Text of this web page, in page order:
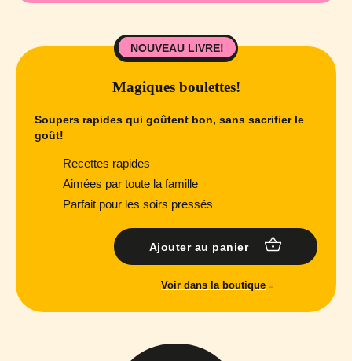
NOUVEAU LIVRE!
Magiques boulettes!
Soupers rapides qui goûtent bon, sans sacrifier le
goût!
Recettes rapides
Aimées par toute la famille
Parfait pour les soirs pressés
Ajouter au panier
Voir dans la boutique